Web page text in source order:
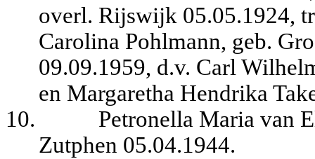
overl. Rijswijk 05.05.1924,
Carolina Pohlmann, geb.
09.09.1959, d.v. Carl
en Margaretha Hendrika
10.
Petronella Maria van
Zutphen 05.04.1944.